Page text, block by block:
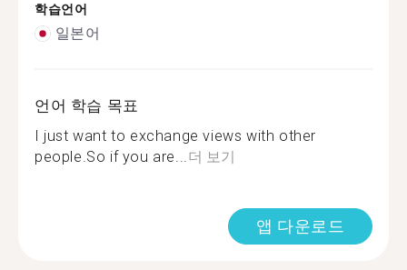
학습언어
일본어
언어 학습 목표
I just want to exchange views with other
people.So if you are...더 보기
앱 다운로드